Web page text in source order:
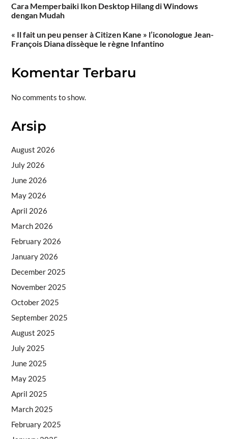
Cara Memperbaiki Ikon Desktop Hilang di Windows
dengan Mudah
« Il fait un peu penser à Citizen Kane » l’iconologue Jean-
François Diana dissèque le règne Infantino
Komentar Terbaru
No comments to show.
Arsip
August 2026
July 2026
June 2026
May 2026
April 2026
March 2026
February 2026
January 2026
December 2025
November 2025
October 2025
September 2025
August 2025
July 2025
June 2025
May 2025
April 2025
March 2025
February 2025